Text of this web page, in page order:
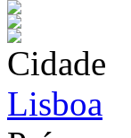
Cidade
Lisboa